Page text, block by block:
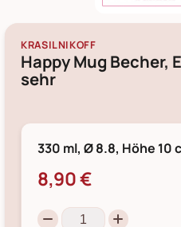
KRASILNIKOFF
Happy Mug Becher,
sehr
330 ml, Ø 8.8, Höhe 10
8,90 €